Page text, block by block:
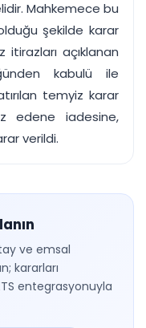
Mahkemece bu
şekilde karar
açıklanan
kabulü ile
temyiz karar
edene iadesine,
verildi.
ve emsal
kararları
entegrasyonuyla